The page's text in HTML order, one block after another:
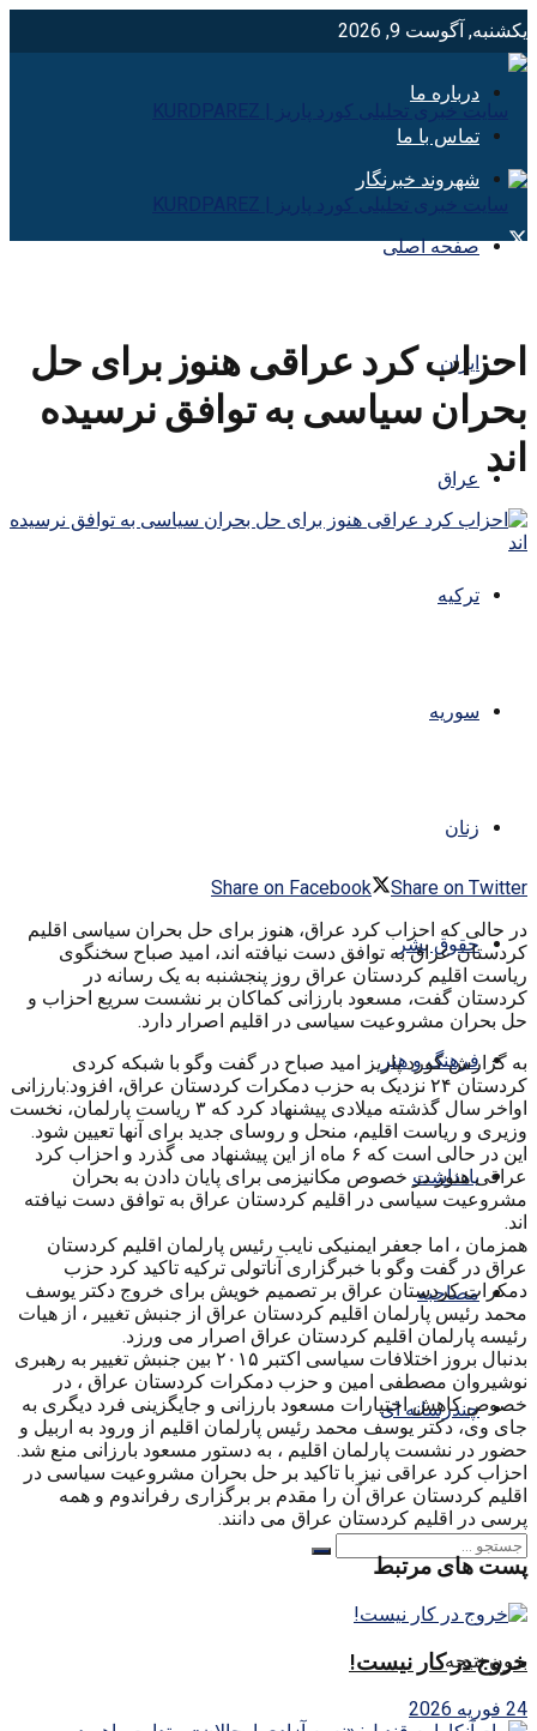
یکشنبه, آگوست 9, 2026
درباره ما
تماس با ما
شهروند خبرنگار
صفحه اصلی
ایران
عراق
ترکیه
سوریه
زنان
حقوق بشر
فرهنگ و هنر
یادداشت
مصاحبه
چندرسانه ای
بدون نتیجه
احزاب کرد عراقی هنوز برای حل
بحران سیاسی به توافق نرسیده
اند
Share on Facebook
Share on Twitter
در حالی که احزاب کرد عراق، هنوز برای حل بحران سیاسی اقلیم
کردستان عراق به توافق دست نیافته اند، امید صباح سخنگوی
ریاست اقلیم کردستان عراق روز پنجشنبه به یک رسانه در
کردستان گفت، مسعود بارزانی کماکان بر نشست سریع احزاب و
حل بحران مشروعیت سیاسی در اقلیم اصرار دارد.
به گزارش کورد پاریز امید صباح در گفت وگو با شبکه کردی
کردستان ۲۴ نزدیک به حزب دمکرات کردستان عراق، افزود:بارزانی
اواخر سال گذشته میلادی پیشنهاد کرد که ۳ ریاست پارلمان، نخست
وزیری و ریاست اقلیم، منحل و روسای جدید برای آنها تعیین شود.
این در حالی است که ۶ ماه از این پیشنهاد می گذرد و احزاب کرد
عراقی هنوز در خصوص مکانیزمی برای پایان دادن به بحران
مشروعیت سیاسی در اقلیم کردستان عراق به توافق دست نیافته
اند.
همزمان ، اما جعفر ایمنیکی نایب رئیس پارلمان اقلیم کردستان
عراق در گفت وگو با خبرگزاری آناتولی ترکیه تاکید کرد حزب
دمکرات کردستان عراق بر تصمیم خویش برای خروج دکتر یوسف
محمد رئیس پارلمان اقلیم کردستان عراق از جنبش تغییر ، از هیات
رئیسه پارلمان اقلیم کردستان عراق اصرار می ورزد.
بدنبال بروز اختلافات سیاسی اکتبر ۲۰۱۵ بین جنبش تغییر به رهبری
نوشیروان مصطفی امین و حزب دمکرات کردستان عراق ، در
خصوص کاهش اختیارات مسعود بارزانی و جایگزینی فرد دیگری به
جای وی، دکتر یوسف محمد رئیس پارلمان اقلیم از ورود به اربیل و
حضور در نشست پارلمان اقلیم ، به دستور مسعود بارزانی منع شد.
احزاب کرد عراقی نیز با تاکید بر حل بحران مشروعیت سیاسی در
اقلیم کردستان عراق آن را مقدم بر برگزاری رفراندوم و همه
پرسی در اقلیم کردستان عراق می دانند.
پست های مرتبط
خروج در کار نیست!
24 فوریه 2026